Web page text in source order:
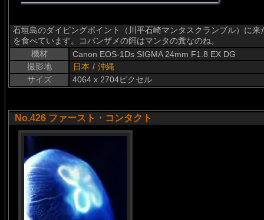
石垣島のダイビングポイント（川平石崎マンタスクランブル）に
を食べています。コバンザメの餌はマンタの糞なのね。
機材
Canon EOS-1Ds SIGMA 24mm F1.8 EX DG
撮影地
日本 / 沖縄
サイズ
4064 x 2704ピクセル
No.426 ファースト・コンタクト